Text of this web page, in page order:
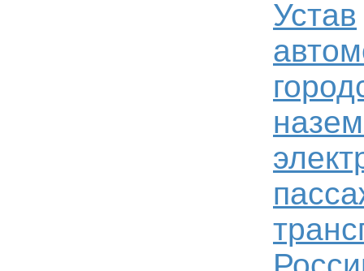
Устав